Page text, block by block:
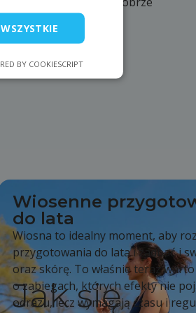
na plaży?
Wiosenne
do lata
Wiosna to idealny moment, aby
przygotowania do lata i zadbać i
oraz skórę. To właśnie teraz
o zabiegach, których efekty nie
odrazu, lecz wymagają czasu i
Jak się
BY COOKIESCRIPT